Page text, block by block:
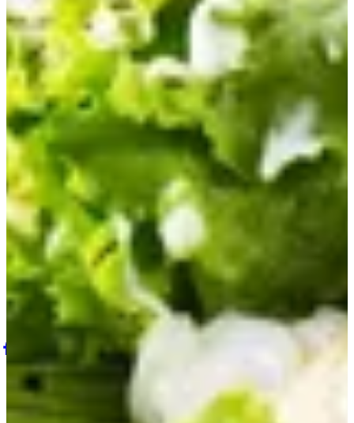
الأكثر مبيعاً
دامبا فيست
سلطة
الأطباق الرئيسية
الأطباق الخاصة
المشروبات
سلطة
سلطة كاني فيست
Dampa Feast Official